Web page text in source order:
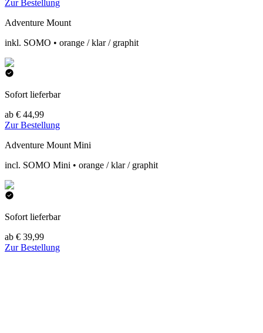
Zur Bestellung
Adventure Mount
inkl. SOMO • orange / klar / graphit
Sofort lieferbar
ab € 44,99
Zur Bestellung
Adventure Mount Mini
incl. SOMO Mini • orange / klar / graphit
Sofort lieferbar
ab € 39,99
Zur Bestellung